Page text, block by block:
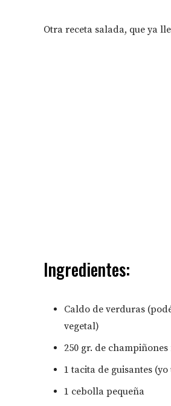
Otra receta salada, que ya
Ingredientes:
Caldo de verduras
vegetal)
250 gr. de
1 tacita de guisantes
1 cebolla pequeña